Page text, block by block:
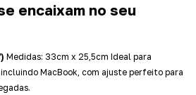
encaixam no seu
Medidas: 33cm x 25,5cm Ideal para
MacBook, com ajuste perfeito para